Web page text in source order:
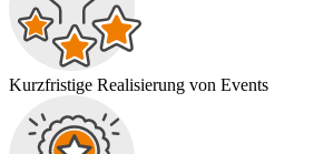
Kurzfristige Realisierung von Events